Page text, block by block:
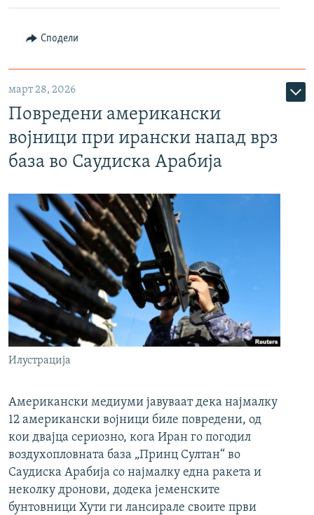
Сподели
март 28, 2026
Повредени американски
војници при ирански напад врз
база во Саудиска Арабија
Илустрација
Американски медиуми јавуваат дека најмалку
12 американски војници биле повредени, од
кои двајца сериозно, кога Иран го погодил
воздухопловната база „Принц Султан“ во
Саудиска Арабија со најмалку една ракета и
неколку дронови, додека јеменските
бунтовници Хути ги лансирале своите први